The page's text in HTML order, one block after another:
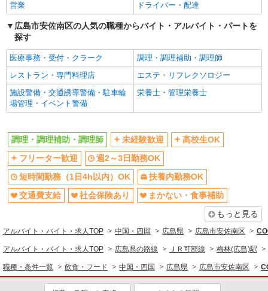
営業
ドライバー・配達
広島市安佐南区の人気の職種からバイト・アルバイト・パートを
探す
医療事務・受付・クラーク
調理・調理補助・調理師
レストラン・専門料理店
エステ・リフレクソロジー
施設警備・交通誘導警備・駐車輪
場管理・イベント警備
栄養士・管理栄養士
調理・調理補助・調理師 未経験歓迎
高校生OK
フリーター歓迎
週2～3日勤務OK
短時間勤務（1日4h以内）OK
扶養内勤務OK
交通費支給
社会保険あり
まかない・食事補助
もっと見る
アルバイト・バイト・求人TOP 中国・四国 広島県 広島市安佐南区
アルバイト・バイト・求人TOP 広島県の路線 ＪＲ可部線 梅林(広島)駅
職種・条件一覧 飲食・フード 中国・四国 広島県 広島市安佐南区